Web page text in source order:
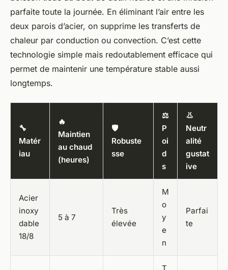
parfaite toute la journée. En éliminant l’air entre les
deux parois d’acier, on supprime les transferts de
chaleur par conduction ou convection. C’est cette
technologie simple mais redoutablement efficace qui
permet de maintenir une température stable aussi
longtemps.
🔧
Matér
iau
🔥
Maintien
au chaud
(heures)
🛡️
Robuste
sse
⚖️
P
oi
d
s
👃
Neutr
alité
gustat
ive
Acier
inoxy
dable
18/8
5 à 7
Très
élevée
M
o
y
e
n
Parfai
te